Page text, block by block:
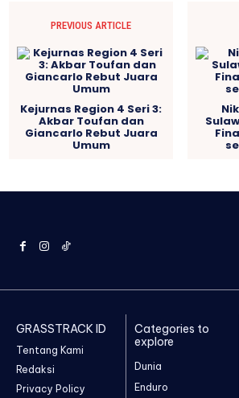
PREVIOUS ARTICLE
Kejurnas Region 4 Seri 3:
Akbar Toufan dan
Giancarlo Rebut Juara
Umum
GRASSTRACK ID
Tentang Kami
Redaksi
Privacy Policy
Categories to
explore
Dunia
Enduro